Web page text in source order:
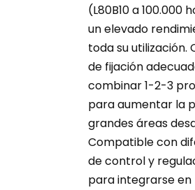
(L80B10 a 100.000
un elevado
toda su utilización.
de fijación
combinar 1-2-3
para aumentar la
grandes áreas
Compatible con
de control y
para integrarse